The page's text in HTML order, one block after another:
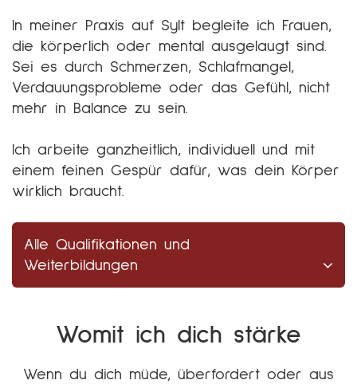
In meiner Praxis auf Sylt begleite ich Frauen,
die körperlich oder mental ausgelaugt sind.
Sei es durch Schmerzen, Schlafmangel,
Verdauungsprobleme oder das Gefühl, nicht
mehr in Balance zu sein.
Ich arbeite ganzheitlich, individuell und mit
einem feinen Gespür dafür, was dein Körper
wirklich braucht.
Alle Qualifikationen und
Weiterbildungen
Womit ich dich stärke
Wenn du dich müde, überfordert oder aus